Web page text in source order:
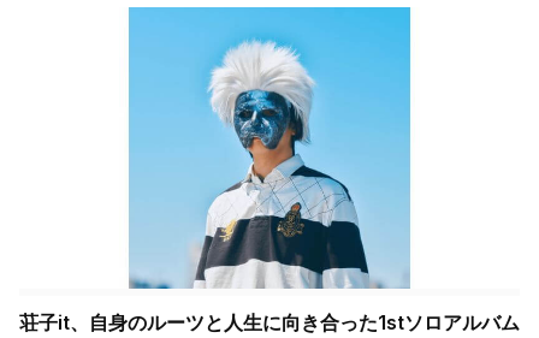
荘子it、自身のルーツと人生に向き合った1stソロアルバム